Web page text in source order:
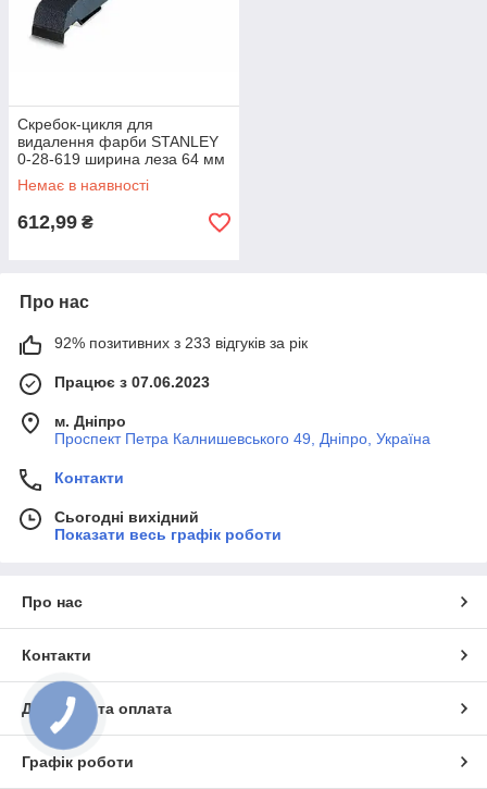
Скребок-цикля для
видалення фарби STANLEY
0-28-619 ширина леза 64 мм
довжина 230 мм Тип
упаковки - Паперова коробка
Немає в наявності
612,99 ₴
Про нас
92% позитивних з 233 відгуків за рік
Працює з 07.06.2023
м. Дніпро
Проспект Петра Калнишевського 49, Дніпро, Україна
Контакти
Сьогодні вихідний
Показати весь графік роботи
Про нас
Контакти
Доставка та оплата
Графік роботи
КНОПКА
ЗВ'ЯЗКУ